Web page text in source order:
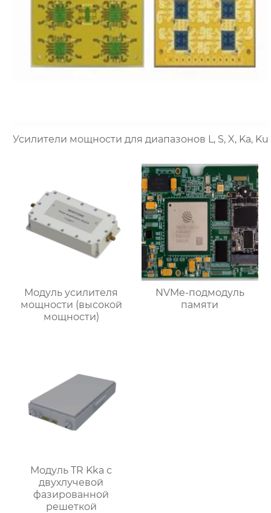
Усилители мощности для диапазонов L, S, X, Ka, Ku
Модуль усилителя
мощности (высокой
мощности)
NVMe-подмодуль
памяти
Модуль TR Kka с
двухлучевой
фазированной
решеткой